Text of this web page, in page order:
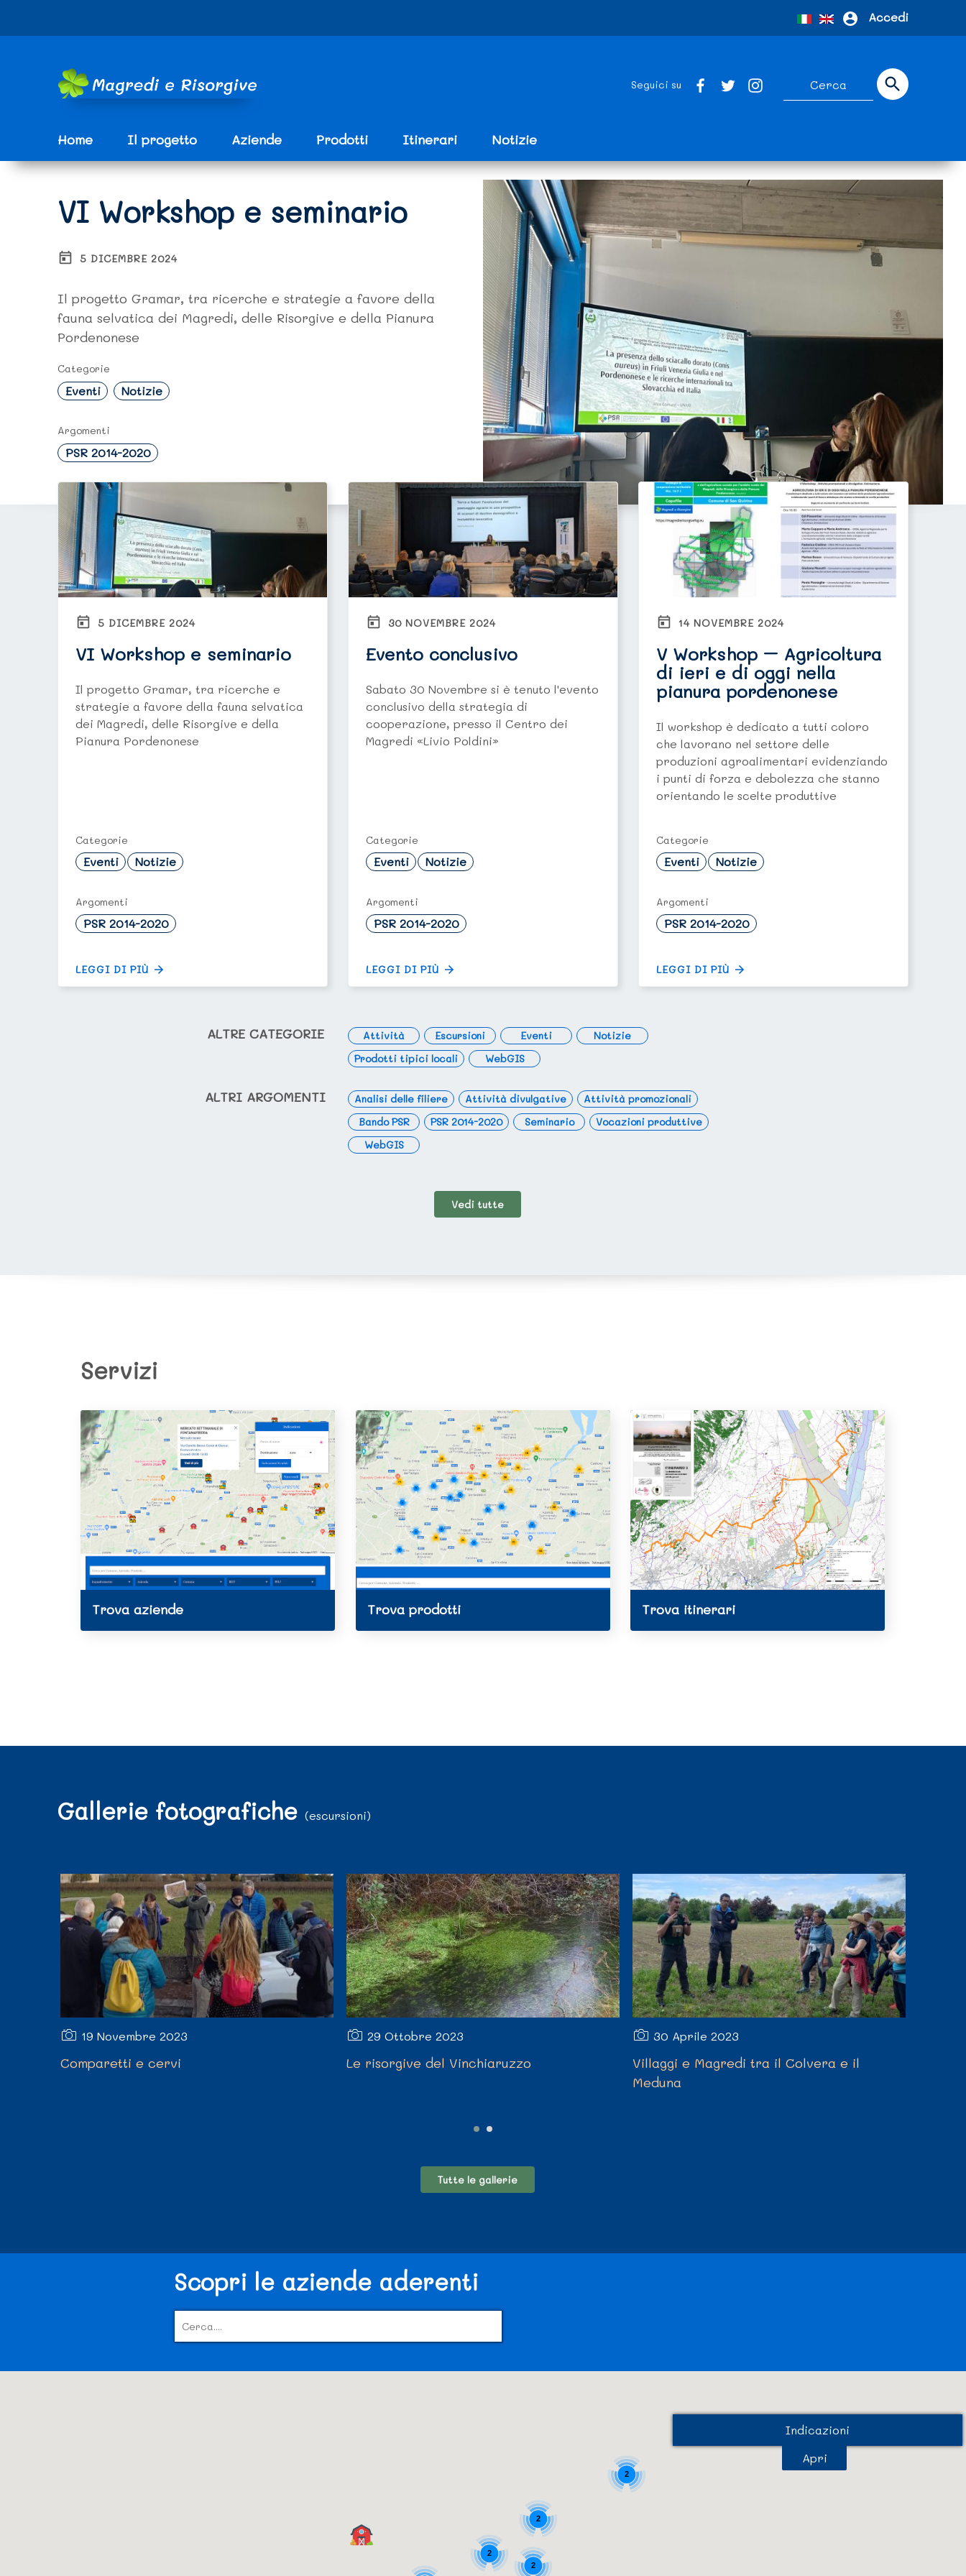
Accedi
Seguici su
Home Il progetto Aziende Prodotti Itinerari Notizie
VI Workshop e seminario
5 DICEMBRE 2024
Il progetto Gramar, tra ricerche e strategie a favore della
fauna selvatica dei Magredi, delle Risorgive e della Pianura
Pordenonese
Categorie
Eventi Notizie
Argomenti
PSR 2014-2020
TUTTE LE NOVITÀ
5 DICEMBRE 2024
VI Workshop e seminario
Il progetto Gramar, tra ricerche e
strategie a favore della fauna selvatica
dei Magredi, delle Risorgive e della
Pianura Pordenonese
Categorie
Eventi Notizie
Argomenti
PSR 2014-2020
LEGGI DI PIÙ
30 NOVEMBRE 2024
Evento conclusivo
Sabato 30 Novembre si è tenuto l'evento
conclusivo della strategia di
cooperazione, presso il Centro dei
Magredi «Livio Poldini»
Categorie
Eventi Notizie
Argomenti
PSR 2014-2020
LEGGI DI PIÙ
14 NOVEMBRE 2024
V Workshop – Agricoltura
di ieri e di oggi nella
pianura pordenonese
Il workshop è dedicato a tutti coloro
che lavorano nel settore delle
produzioni agroalimentari evidenziando
i punti di forza e debolezza che stanno
orientando le scelte produttive
Categorie
Eventi Notizie
Argomenti
PSR 2014-2020
LEGGI DI PIÙ
ALTRE CATEGORIE Attività Escursioni Eventi
Notizie
Prodotti tipici locali
WebGIS
ALTRI ARGOMENTI Analisi delle filiere Attività divulgative
Attività promozionali
Bando PSR
PSR 2014-2020 Seminario
Vocazioni produttive
WebGIS
Vedi tutte
Servizi
Trova aziende Trova prodotti Trova itinerari
Gallerie fotografiche (escursioni)
19 Novembre 2023
Comparetti e cervi
29 Ottobre 2023
Le risorgive del Vinchiaruzzo
30 Aprile 2023
Villaggi e Magredi tra il Colvera e il
Meduna
Tutte le gallerie
Scopri le aziende aderenti
2
2
2
2
Indicazioni
Apri